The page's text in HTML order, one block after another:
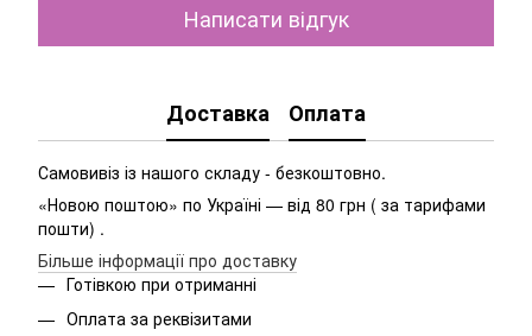
Написати відгук
Доставка Оплата
Самовивіз із нашого складу - безкоштовно.
«Новою поштою» по Україні — від 80 грн ( за тарифами
пошти) .
Більше інформації про доставку
Готівкою при отриманні
Оплата за реквізитами